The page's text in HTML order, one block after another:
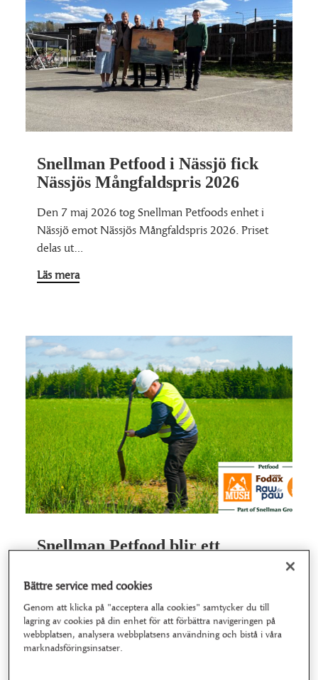
Snellman Petfood i Nässjö fick
Nässjös Mångfaldspris 2026
Den 7 maj 2026 tog Snellman Petfoods enhet i
Nässjö emot Nässjös Mångfaldspris 2026. Priset
delas ut…
Läs mera
Snellman Petfood blir ett
Snellman Petfood, som befinner sig i en stark
tillväxtfas, blir ett eget bolag i Finland från och…
Läs mera
Bättre service med cookies
Genom att klicka på "acceptera alla cookies" samtycker du till
lagring av cookies på din enhet för att förbättra navigeringen på
webbplatsen, analysera webbplatsens användning och bistå i våra
marknadsföringsinsatser.